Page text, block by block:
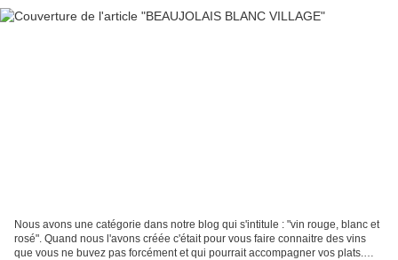
Nous avons une catégorie dans notre blog qui s'intitule : "vin rouge, blanc et
rosé". Quand nous l'avons créée c'était pour vous faire connaitre des vins
que vous ne buvez pas forcément et qui pourrait accompagner vos plats.